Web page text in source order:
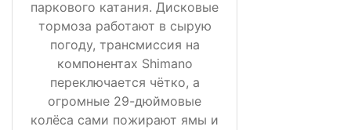
паркового катания. Дисковые
тормоза работают в сырую
погоду, трансмиссия на
компонентах Shimano
переключается чётко, а
огромные 29-дюймовые
колёса сами пожирают ямы и